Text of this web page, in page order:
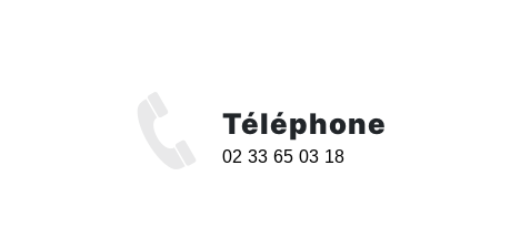
Téléphone
02 33 65 03 18